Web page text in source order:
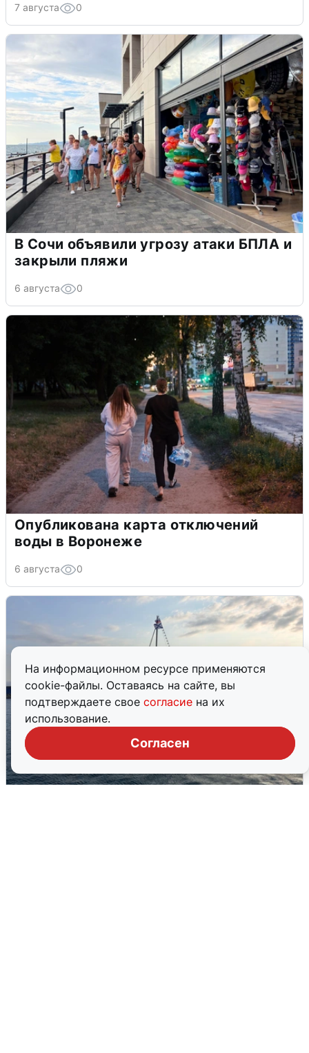
На информационном ресурсе применяются
cookie-файлы. Оставаясь на сайте, вы
подтверждаете свое согласие на их
использование.
Согласен
7 августа 0
В Сочи объявили угрозу атаки БПЛА и
закрыли пляжи
6 августа 0
Опубликована карта отключений
воды в Воронеже
6 августа 0